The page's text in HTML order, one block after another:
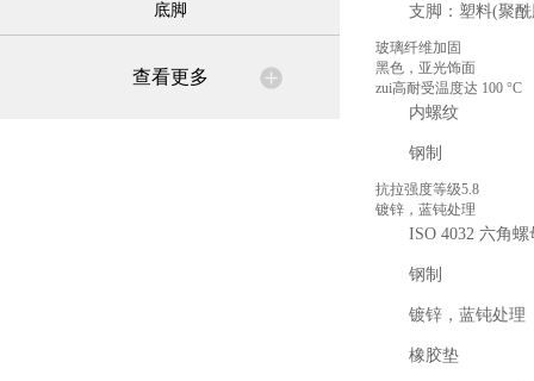
底脚
查看更多
支脚：塑料(聚
玻璃纤维加固
黑色，亚光饰面
zui高耐受温度达 100 °C
内螺纹
钢制
抗拉强度等级5.8
镀锌，蓝钝处理
ISO 4032 六角螺
钢制
镀锌，蓝钝处理
橡胶垫